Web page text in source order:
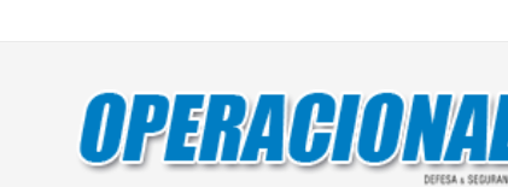
civil transportam 3,6 mil toneladas de donativos ao Rio